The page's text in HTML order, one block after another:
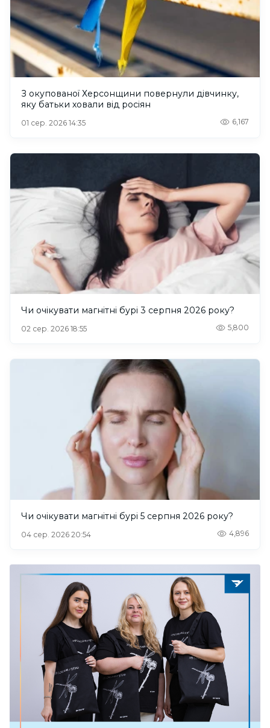
З окупованої Херсонщини повернули дівчинку,
яку батьки ховали від росіян
01 сер. 2026 14:35 6,167
Чи очікувати магнітні бурі 3 серпня 2026 року?
02 сер. 2026 18:55 5,800
Чи очікувати магнітні бурі 5 серпня 2026 року?
04 сер. 2026 20:54 4,896